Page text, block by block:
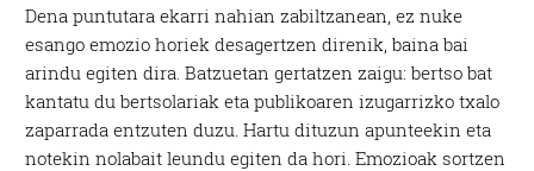
Dena puntutara ekarri nahian zabiltzanean, ez nuke
esango emozio horiek desagertzen direnik, baina bai
arindu egiten dira. Batzuetan gertatzen zaigu: bertso bat
kantatu du bertsolariak eta publikoaren izugarrizko txalo
zaparrada entzuten duzu. Hartu dituzun apunteekin eta
notekin nolabait leundu egiten da hori. Emozioak sortzen